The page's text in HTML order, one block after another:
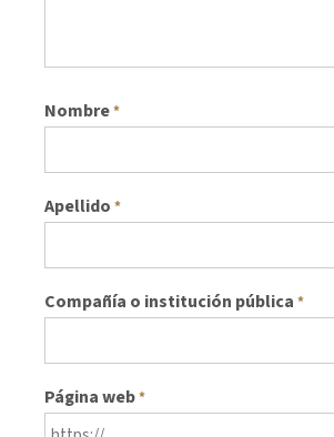
Nombre*
Apellido *
Compañía o institución pública *
Página web*